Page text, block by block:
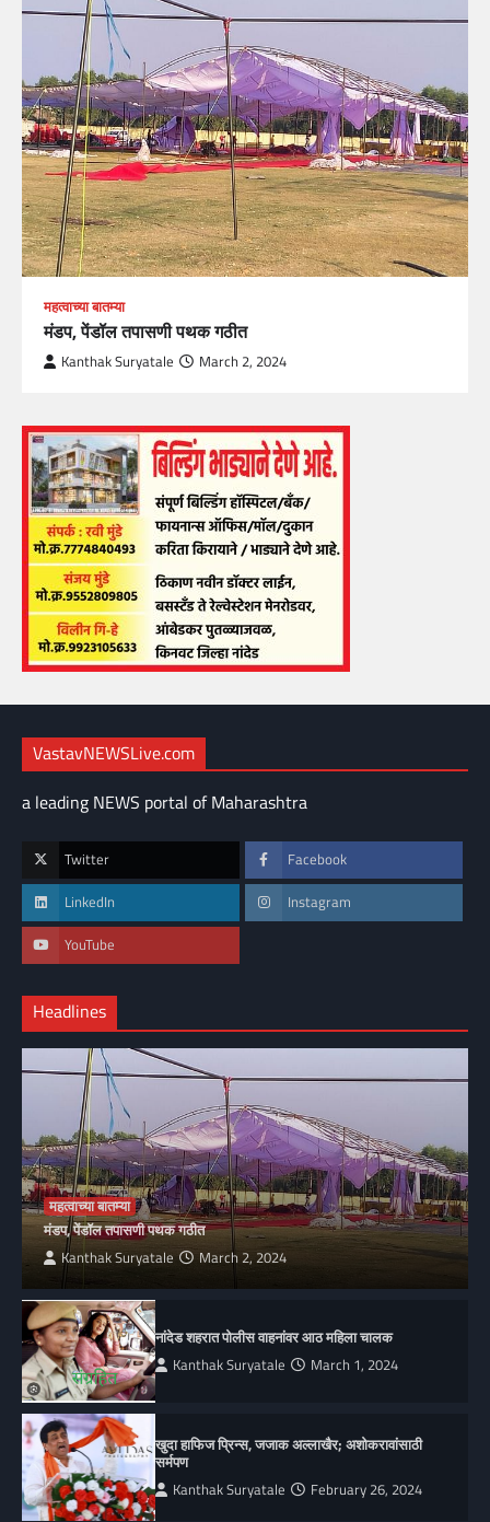
महत्वाच्या बातम्या
मंडप, पेंडॉल तपासणी पथक गठीत
Kanthak Suryatale March 2, 2024
VastavNEWSLive.com
a leading NEWS portal of Maharashtra
Twitter Facebook
LinkedIn Instagram
YouTube
Headlines
महत्वाच्या बातम्या
मंडप, पेंडॉल तपासणी पथक गठीत
Kanthak Suryatale March 2, 2024
नांदेड शहरात पोलीस वाहनांवर आठ महिला चालक
Kanthak Suryatale March 1, 2024
खुदा हाफिज प्रिन्स, जजाक अल्लाखैर; अशोकरावांसाठी
सर्मपण
Kanthak Suryatale February 26, 2024